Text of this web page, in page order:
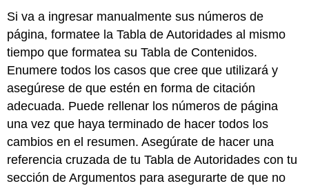
Si va a ingresar manualmente sus números de
página, formatee la Tabla de Autoridades al mismo
tiempo que formatea su Tabla de Contenidos.
Enumere todos los casos que cree que utilizará y
asegúrese de que estén en forma de citación
adecuada. Puede rellenar los números de página
una vez que haya terminado de hacer todos los
cambios en el resumen. Asegúrate de hacer una
referencia cruzada de tu Tabla de Autoridades con tu
sección de Argumentos para asegurarte de que no